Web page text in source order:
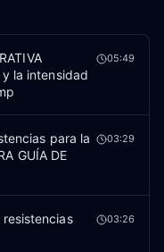
la intensidad
05:49
para la
GUÍA DE
03:29
resistencias
03:26